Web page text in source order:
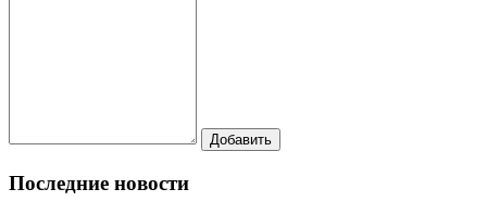
Последние новости